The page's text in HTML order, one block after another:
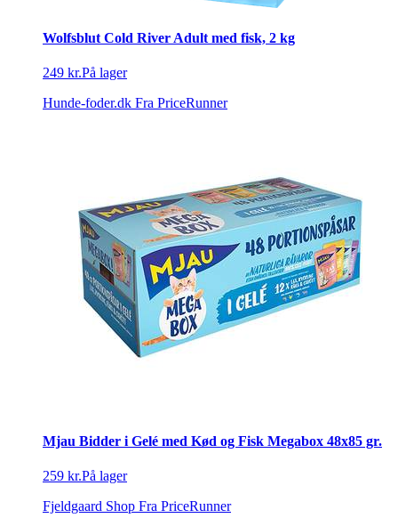
Wolfsblut Cold River Adult med fisk, 2 kg
249 kr.På lager
Hunde-foder.dk Fra PriceRunner
Mjau Bidder i Gelé med Kød og Fisk Megabox 48x85 gr.
259 kr.På lager
Fjeldgaard Shop Fra PriceRunner